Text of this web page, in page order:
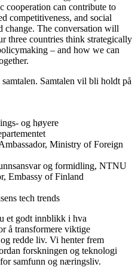
can contribute to
competitiveness, and social
change. The conversation will
three countries think strategically
– and how we can
Samtalen vil bli holdt på
og høyere
Ministry of Foreign
og formidling, NTNU
Embassy of Finland
tech trends
et godt innblikk i hva
å transformere viktige
redde liv. Vi henter frem
forskningen og teknologi
samfunn og næringsliv.